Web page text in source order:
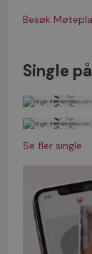
Besøk
Single
Se fler single